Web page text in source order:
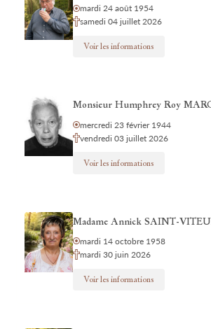
mardi 24 août 1954
samedi 04 juillet 2026
Voir les informations
Monsieur Humphrey Roy
mercredi 23 février 1944
vendredi 03 juillet 2026
Voir les informations
Madame Annick SAINT-
mardi 14 octobre 1958
mardi 30 juin 2026
Voir les informations